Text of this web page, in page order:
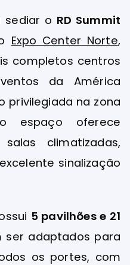
sediar o RD Summit
Expo Center Norte,
completos centros
da América
privilegiada na zona
espaço oferece
climatizadas,
sinalização
5 pavilhões e 21
ser adaptados para
os portes, com